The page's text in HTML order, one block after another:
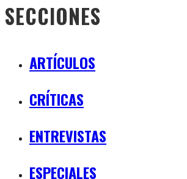
SECCIONES
ARTÍCULOS
CRÍTICAS
ENTREVISTAS
ESPECIALES